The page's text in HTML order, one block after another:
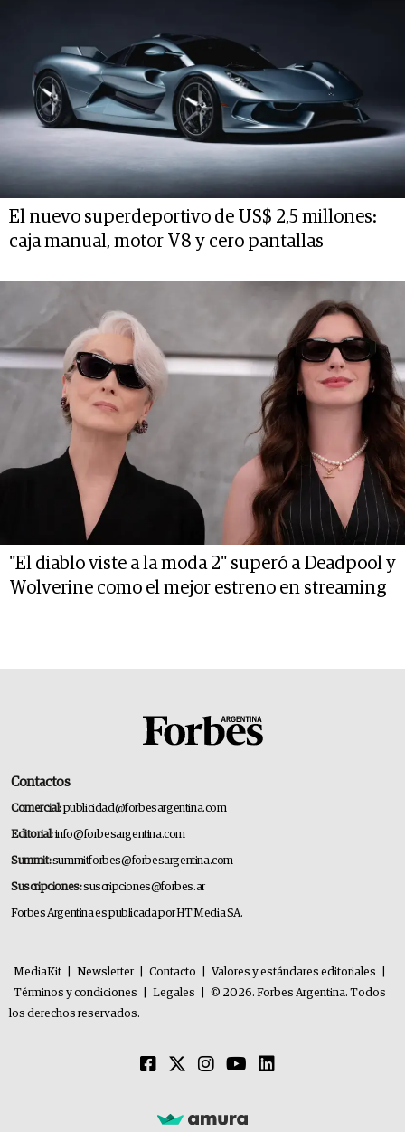
El nuevo superdeportivo de US$ 2,5 millones:
caja manual, motor V8 y cero pantallas
"El diablo viste a la moda 2" superó a Deadpool y
Wolverine como el mejor estreno en streaming
Contactos
Comercial:publicidad@forbesargentina.com
Editorial:info@forbesargentina.com
Summit:summitforbes@forbesargentina.com
Suscripciones:suscripciones@forbes.ar
Forbes Argentina es publicada por HT Media SA.
MediaKit Newsletter Contacto Valores y estándares editoriales
Términos y condiciones
Legales
© 2026. Forbes Argentina. Todos
los derechos reservados.